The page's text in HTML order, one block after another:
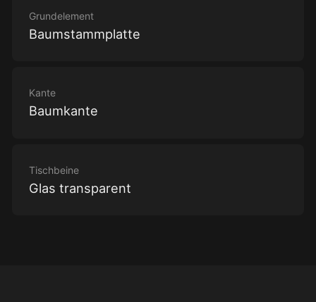
Grundelement
Baumstammplatte
Kante
Baumkante
Tischbeine
Glas transparent